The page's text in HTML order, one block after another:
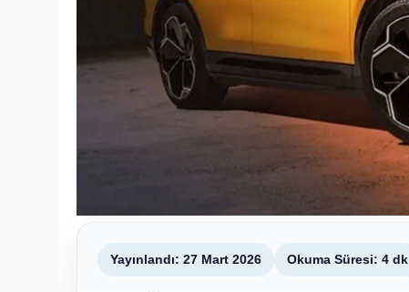
Yayınlandı: 27 Mart 2026 Okuma Süresi: 4 dk